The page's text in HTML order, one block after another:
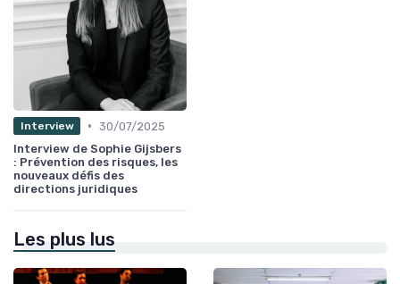
Interview • 30/07/2025
Interview de Sophie Gijsbers
: Prévention des risques, les
nouveaux défis des
directions juridiques
Les plus lus